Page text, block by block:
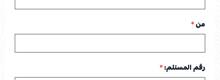
من*
رقم المستلم:*